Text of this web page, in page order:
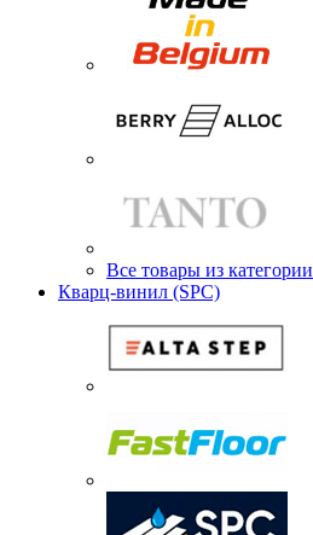
Все товары из категории
Кварц-винил (SPC)